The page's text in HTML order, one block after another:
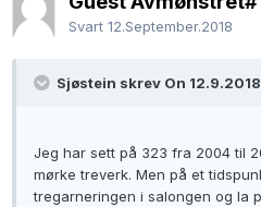
Svart 12.September.2018
Sjøstein skrev On
Jeg har sett på 323 fra 2004 til
mørke treverk. Men på et
tregarneringen i salongen og la